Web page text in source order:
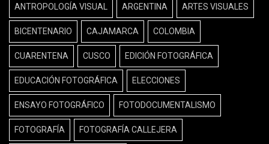
ANTROPOLOGÍA VISUAL ARGENTINA ARTES VISUALES
BICENTENARIO CAJAMARCA COLOMBIA
CUARENTENA CUSCO EDICIÓN FOTOGRÁFICA
EDUCACIÓN FOTOGRÁFICA ELECCIONES
ENSAYO FOTOGRÁFICO FOTODOCUMENTALISMO
FOTOGRAFÍA FOTOGRAFÍA CALLEJERA